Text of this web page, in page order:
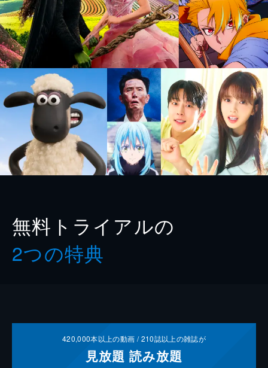
無料トライアルの
2つの特典
420,000本以上の動画 /210誌以上の雑誌が
見放題 読み放題